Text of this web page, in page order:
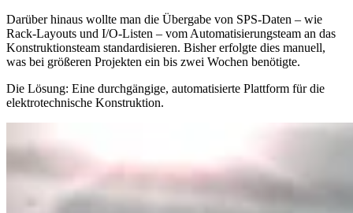
Darüber hinaus wollte man die Übergabe von SPS-Daten – wie
Rack-Layouts und I/O-Listen – vom Automatisierungsteam an das
Konstruktionsteam standardisieren. Bisher erfolgte dies manuell,
was bei größeren Projekten ein bis zwei Wochen benötigte.
Die Lösung: Eine durchgängige, automatisierte Plattform für die
elektrotechnische Konstruktion.